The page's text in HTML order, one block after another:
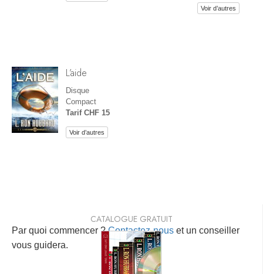
Voir d’autres
L’aide
Disque
Compact
Tarif CHF 15
Voir d’autres
Par quoi commencer ?Contactez-nous et un conseiller
vous guidera.
CATALOGUE GRATUIT